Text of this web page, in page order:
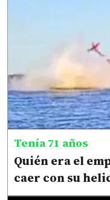
Tenía 71 años
Quién era el
caer con su